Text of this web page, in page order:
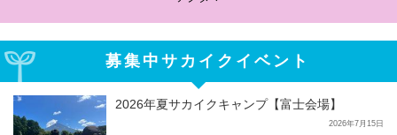
募集中サカイクイベント
2026年夏サカイクキャンプ【富士会場】
2026年7月15日